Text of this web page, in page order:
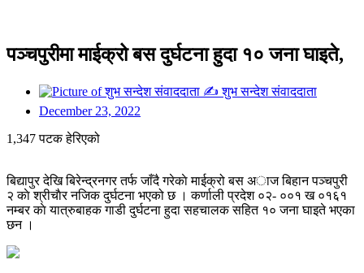
पञ्चपुरीमा माईक्रो बस दुर्घटना हुदा १० जना घाइते,
✍ शुभ सन्देश संवाददाता
December 23, 2022
1,347 पटक हेरिएको
बिद्यापुर देखि बिरेन्द्रनगर तर्फ जाँदै गरेकाे माईक्रो बस अाज बिहान पञ्चपुरी
२ काे श्रीचाैर नजिक दुर्घटना भएको छ । कर्णाली प्रदेश ०२- ००१ ख ०१६१
नम्बर काे यात्रुबाहक गाडी दुर्घटना हुदा सहचालक सहित १० जना घाइते भएका
छन ।